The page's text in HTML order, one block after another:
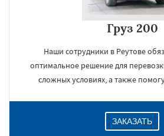
Груз 200
Наши сотрудники в Реутове
оптимальное решение для
сложных условиях, а также
ЗАКАЗАТЬ